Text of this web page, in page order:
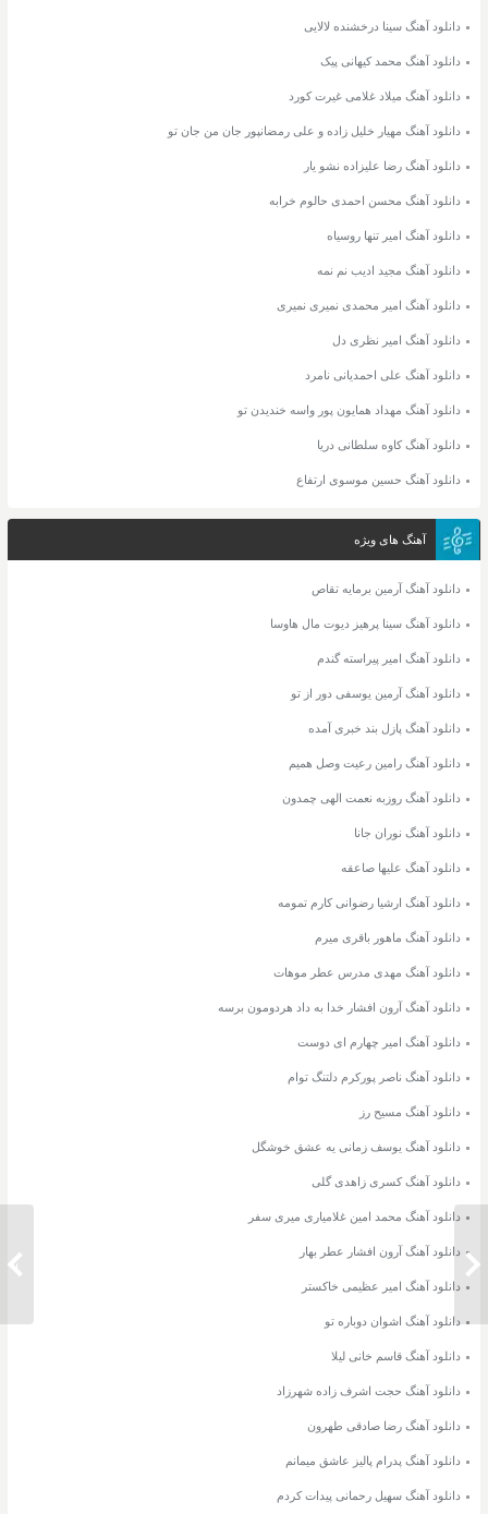
دانلود آهنگ سینا درخشنده لالایی
دانلود آهنگ محمد کیهانی پیک
دانلود آهنگ میلاد غلامی غیرت کورد
دانلود آهنگ مهیار خلیل زاده و علی رمضانپور جان من جان تو
دانلود آهنگ رضا علیزاده نشو یار
دانلود آهنگ محسن احمدی حالوم خرابه
دانلود آهنگ امیر تنها روسیاه
دانلود آهنگ مجید ادیب نم نمه
دانلود آهنگ امیر محمدی نمیری نمیری
دانلود آهنگ امیر نظری دل
دانلود آهنگ علی احمدیانی نامرد
دانلود آهنگ مهداد همایون پور واسه خندیدن تو
دانلود آهنگ کاوه سلطانی دریا
دانلود آهنگ حسین موسوی ارتفاع
آهنگ های ویژه
دانلود آهنگ آرمین برمایه تقاص
دانلود آهنگ سینا پرهیز دیوت مال هاوسا
دانلود آهنگ امیر پیراسته گندم
دانلود آهنگ آرمین یوسفی دور از تو
دانلود آهنگ پازل بند خبری آمده
دانلود آهنگ رامین رعیت وصل همیم
دانلود آهنگ روزبه نعمت الهی چمدون
دانلود آهنگ نوران جانا
دانلود آهنگ علیها صاعقه
دانلود آهنگ ارشیا رضوانی کارم تمومه
دانلود آهنگ ماهور باقری میرم
دانلود آهنگ مهدی مدرس عطر موهات
دانلود آهنگ آرون افشار خدا به داد هردومون برسه
دانلود آهنگ امیر چهارم ای دوست
دانلود آهنگ ناصر پورکرم دلتنگ توام
دانلود آهنگ مسیح رز
دانلود آهنگ یوسف زمانی یه عشق خوشگل
دانلود آهنگ کسری زاهدی گلی
دانلود آهنگ محمد امین غلامیاری میری سفر
دانلود آهنگ آرون افشار عطر بهار
دانلود آهنگ امیر عظیمی خاکستر
دانلود آهنگ اشوان دوباره تو
دانلود آهنگ قاسم خانی لیلا
دانلود آهنگ حجت اشرف زاده شهرزاد
دانلود آهنگ رضا صادقی طهرون
دانلود آهنگ پدرام پالیز عاشق میمانم
دانلود آهنگ سهیل رحمانی پیدات کردم